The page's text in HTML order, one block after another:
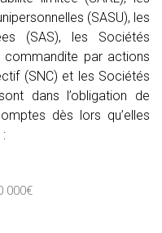
(SASU), les
(SAS), les Sociétés
commandite par actions
(SNC) et les Sociétés
dans l’obligation de
dès lors qu’elles
000€